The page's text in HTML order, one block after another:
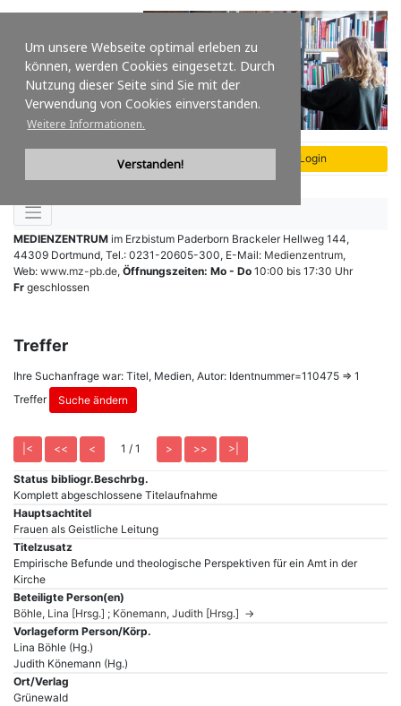
Um unsere Webseite optimal erleben zu
können, werden Cookies eingesetzt. Durch
Nutzung dieser Seite sind Sie mit der
Verwendung von Cookies einverstanden.
Weitere Informationen.
Verstanden!
MEDIENZENTRUM im Erzbistum Paderborn Brackeler Hellweg 144,
44309 Dortmund, Tel.: 0231-20605-300, E-Mail: Medienzentrum,
Web: www.mz-pb.de, Öffnungszeiten: Mo - Do 10:00 bis 17:30 Uhr
Fr geschlossen
Treffer
Ihre Suchanfrage war: Titel, Medien, Autor: Identnummer=110475 ⇒ 1
Treffer
1 / 1
Status bibliogr.Beschrbg.
Komplett abgeschlossene Titelaufnahme
Hauptsachtitel
Frauen als Geistliche Leitung
Titelzusatz
Empirische Befunde und theologische Perspektiven für ein Amt in der
Kirche
Beteiligte Person(en)
Böhle, Lina [Hrsg.] ; Könemann, Judith [Hrsg.] →
Vorlageform Person/Körp.
Lina Böhle (Hg.)
Judith Könemann (Hg.)
Ort/Verlag
Grünewald